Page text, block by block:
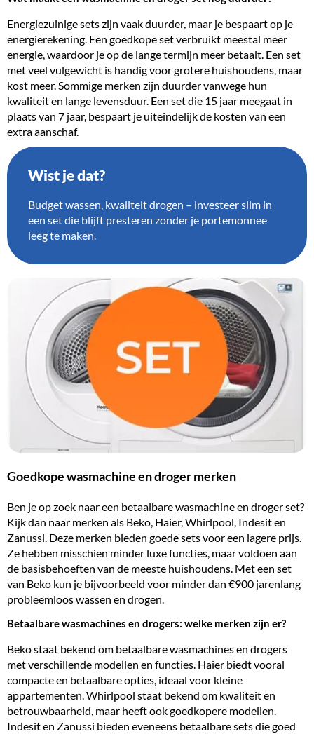
Energiezuinige sets zijn vaak duurder, maar je bespaart op je
energierekening. Een goedkope set verbruikt meestal meer
energie, waardoor je op de lange termijn meer betaalt. Een set
met veel vulgewicht is handig voor grotere huishoudens, maar
kost meer. Sommige merken zijn duurder vanwege hun
kwaliteit en lange levensduur. Een set die 15 jaar meegaat in
plaats van 7 jaar, bespaart je uiteindelijk de kosten van een
extra aanschaf.
Wist je dat?
Budget wassen, kwaliteit drogen – investeer slim in
een set die blijft presteren zonder je portemonnee
leeg te maken.
Goedkope wasmachine en droger merken
Ben je op zoek naar een betaalbare wasmachine en droger set?
Kijk dan naar merken als Beko, Haier, Whirlpool, Indesit en
Zanussi. Deze merken bieden goede sets voor een lagere prijs.
Ze hebben misschien minder luxe functies, maar voldoen aan
de basisbehoeften van de meeste huishoudens. Met een set
van Beko kun je bijvoorbeeld voor minder dan €900 jarenlang
probleemloos wassen en drogen.
Betaalbare wasmachines en drogers: welke merken zijn er?
Beko staat bekend om betaalbare wasmachines en drogers
met verschillende modellen en functies. Haier biedt vooral
compacte en betaalbare opties, ideaal voor kleine
appartementen. Whirlpool staat bekend om kwaliteit en
betrouwbaarheid, maar heeft ook goedkopere modellen.
Indesit en Zanussi bieden eveneens betaalbare sets die goed